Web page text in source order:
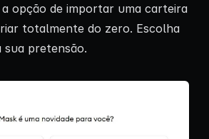
opção de importar uma carteira
totalmente do zero. Escolha
sua pretensão.